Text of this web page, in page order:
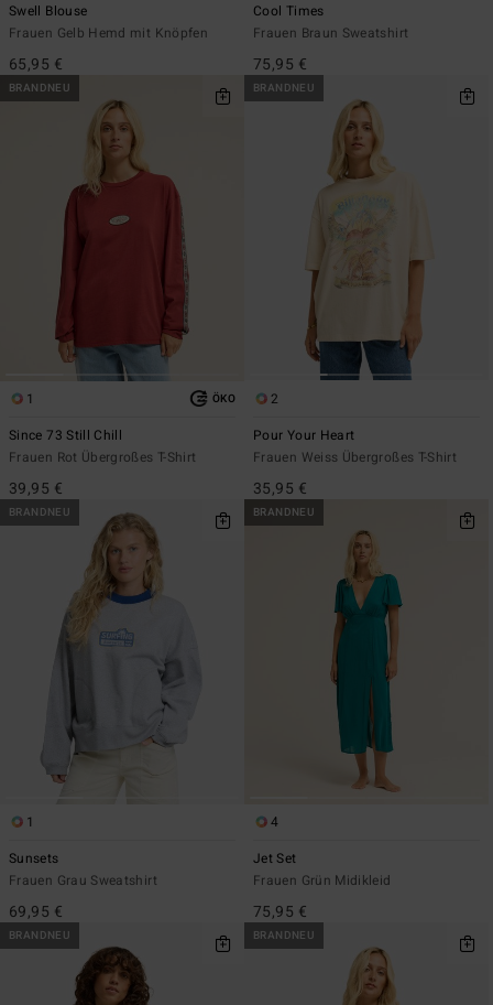
Swell Blouse
Frauen Gelb Hemd mit Knöpfen
65,95 €
Cool Times
Frauen Braun Sweatshirt
75,95 €
BRANDNEU
1 ÖKO
Since 73 Still Chill
Frauen Rot Übergroßes T-Shirt
39,95 €
BRANDNEU
2
Pour Your Heart
Frauen Weiss Übergroßes T-Shirt
35,95 €
BRANDNEU
1
Sunsets
Frauen Grau Sweatshirt
69,95 €
BRANDNEU
4
Jet Set
Frauen Grün Midikleid
75,95 €
BRANDNEU BRANDNEU